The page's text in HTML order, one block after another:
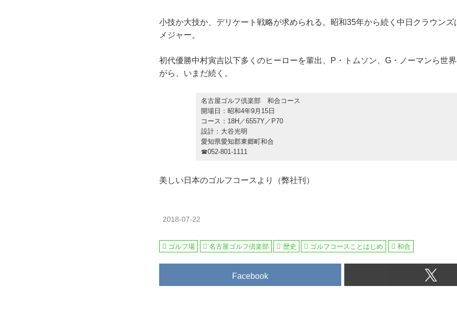
小技か大技か、デリケート戦略が求められる。昭和35年から続く中日クラウンズ
メジャー。
初代優勝中村寅吉以下多くのヒーローを輩出、P・トムソン、G・ノーマンら世
がら、いまだ続く。
名古屋ゴルフ倶楽部 和合コース
開場日：昭和4年9月15日
コース：18H／6557Y／P70
設計：大谷光明
愛知県愛知郡東郷町和合
☎052-801-1111
美しい日本のゴルフコースより（弊社刊）
2018-07-22
ゴルフ場 名古屋ゴルフ倶楽部 歴史 ゴルフコースことはじめ 和合
Facebook